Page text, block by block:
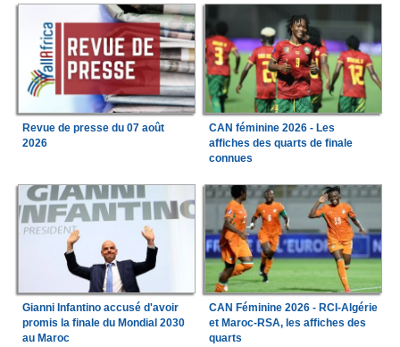
Revue de presse du 07 août
2026
CAN féminine 2026 - Les
affiches des quarts de finale
connues
Gianni Infantino accusé d'avoir
promis la finale du Mondial 2030
au Maroc
CAN Féminine 2026 - RCI-Algérie
et Maroc-RSA, les affiches des
quarts